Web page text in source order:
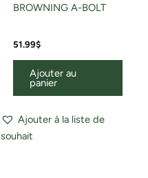
BROWNING A-BOLT
51.99$
Ajouter au
panier
Ajouter à la liste de
souhait